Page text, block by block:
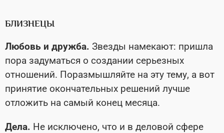
БЛИЗНЕЦЫ
Любовь и дружба. Звезды намекают: пришла
пора задуматься о создании серьезных
отношений. Поразмышляйте на эту тему, а вот
принятие окончательных решений лучше
отложить на самый конец месяца.
Дела. Не исключено, что и в деловой сфере